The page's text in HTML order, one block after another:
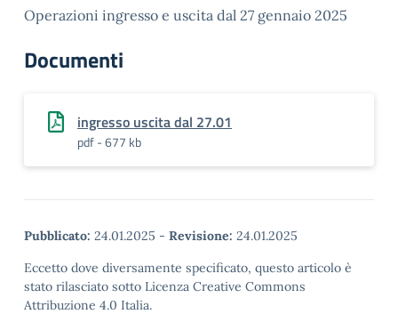
Operazioni ingresso e uscita dal 27 gennaio 2025
Documenti
ingresso uscita dal 27.01
pdf - 677 kb
Pubblicato: 24.01.2025 - Revisione: 24.01.2025
Eccetto dove diversamente specificato, questo articolo è
stato rilasciato sotto Licenza Creative Commons
Attribuzione 4.0 Italia.